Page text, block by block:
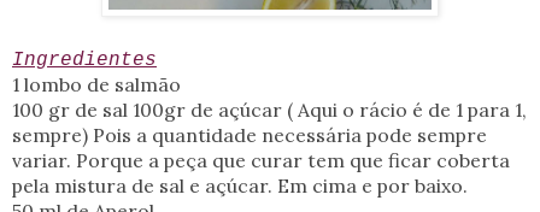
Ingredientes
1 lombo de salmão
100 gr de sal 100gr de açúcar ( Aqui o rácio é de 1 para 1,
sempre) Pois a quantidade necessária pode sempre
variar. Porque a peça que curar tem que ficar coberta
pela mistura de sal e açúcar. Em cima e por baixo.